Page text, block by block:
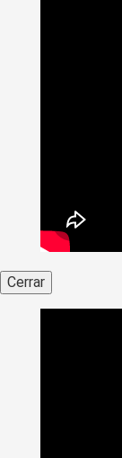
Cerrar